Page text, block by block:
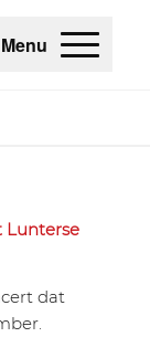
Menu
Lunterse
dat